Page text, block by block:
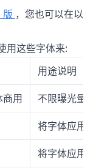
版 ，您也可以在以
用这些字体来:
用途说明
商用 不限曝光量
将字体应用
将字体应用